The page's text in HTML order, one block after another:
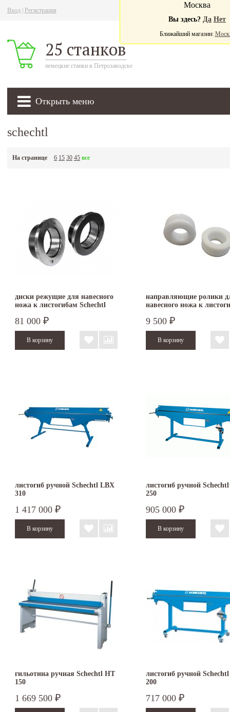
Вход Регистрация
25 станков
немецкие станки в Петрозаводске
Открыть меню
Москва
Вы здесь? Да Нет
Ближайший магазин:
schechtl
На странице 6 15 30 45 все
диски режущие для навесного
ножа к листогибам Schechtl
81 000 ₽
направляющие ролики
навесного ножа к
9 500 ₽
листогиб ручной Schechtl LBX
310
1 417 000 ₽
листогиб ручной
250
905 000 ₽
гильотина ручная Schechtl HT
150
1 669 500 ₽
листогиб ручной
200
717 000 ₽